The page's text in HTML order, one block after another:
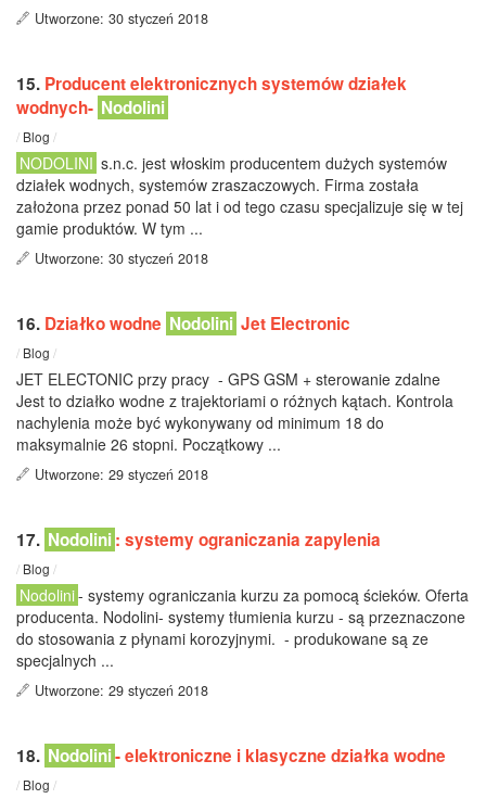
Utworzone: 30 styczeń 2018
15. Producent elektronicznych systemów działek
wodnych- Nodolini
/ Blog /
NODOLINI s.n.c. jest włoskim producentem dużych systemów
działek wodnych, systemów zraszaczowych. Firma została
założona przez ponad 50 lat i od tego czasu specjalizuje się w tej
gamie produktów. W tym ...
Utworzone: 30 styczeń 2018
16. Działko wodne Nodolini Jet Electronic
/ Blog /
JET ELECTONIC przy pracy - GPS GSM + sterowanie zdalne
Jest to działko wodne z trajektoriami o różnych kątach. Kontrola
nachylenia może być wykonywany od minimum 18 do
maksymalnie 26 stopni. Początkowy ...
Utworzone: 29 styczeń 2018
17. Nodolini: systemy ograniczania zapylenia
/ Blog /
Nodolini- systemy ograniczania kurzu za pomocą ścieków. Oferta
producenta. Nodolini- systemy tłumienia kurzu - są przeznaczone
do stosowania z płynami korozyjnymi. - produkowane są ze
specjalnych ...
Utworzone: 29 styczeń 2018
18. Nodolini- elektroniczne i klasyczne działka wodne
/ Blog /